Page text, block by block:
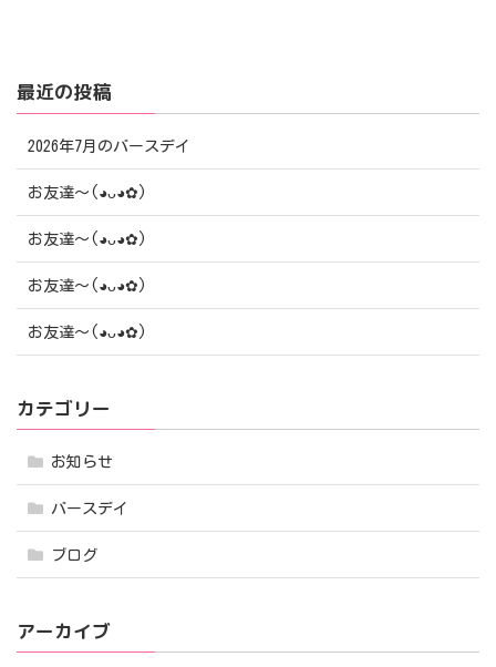
最近の投稿
2026年7月のバースデイ
お友達〜(⁠◕⁠ᴗ⁠◕⁠✿⁠)
お友達〜(⁠◕⁠ᴗ⁠◕⁠✿⁠)
お友達〜(⁠◕⁠ᴗ⁠◕⁠✿⁠)
お友達〜(⁠◕⁠ᴗ⁠◕⁠✿⁠)
カテゴリー
お知らせ
バースデイ
ブログ
アーカイブ